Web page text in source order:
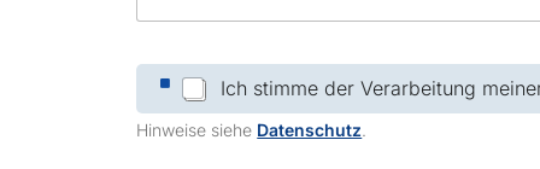
C
e
c
Ich stimme der Verarbeitung
Hinweise siehe Datenschutz.